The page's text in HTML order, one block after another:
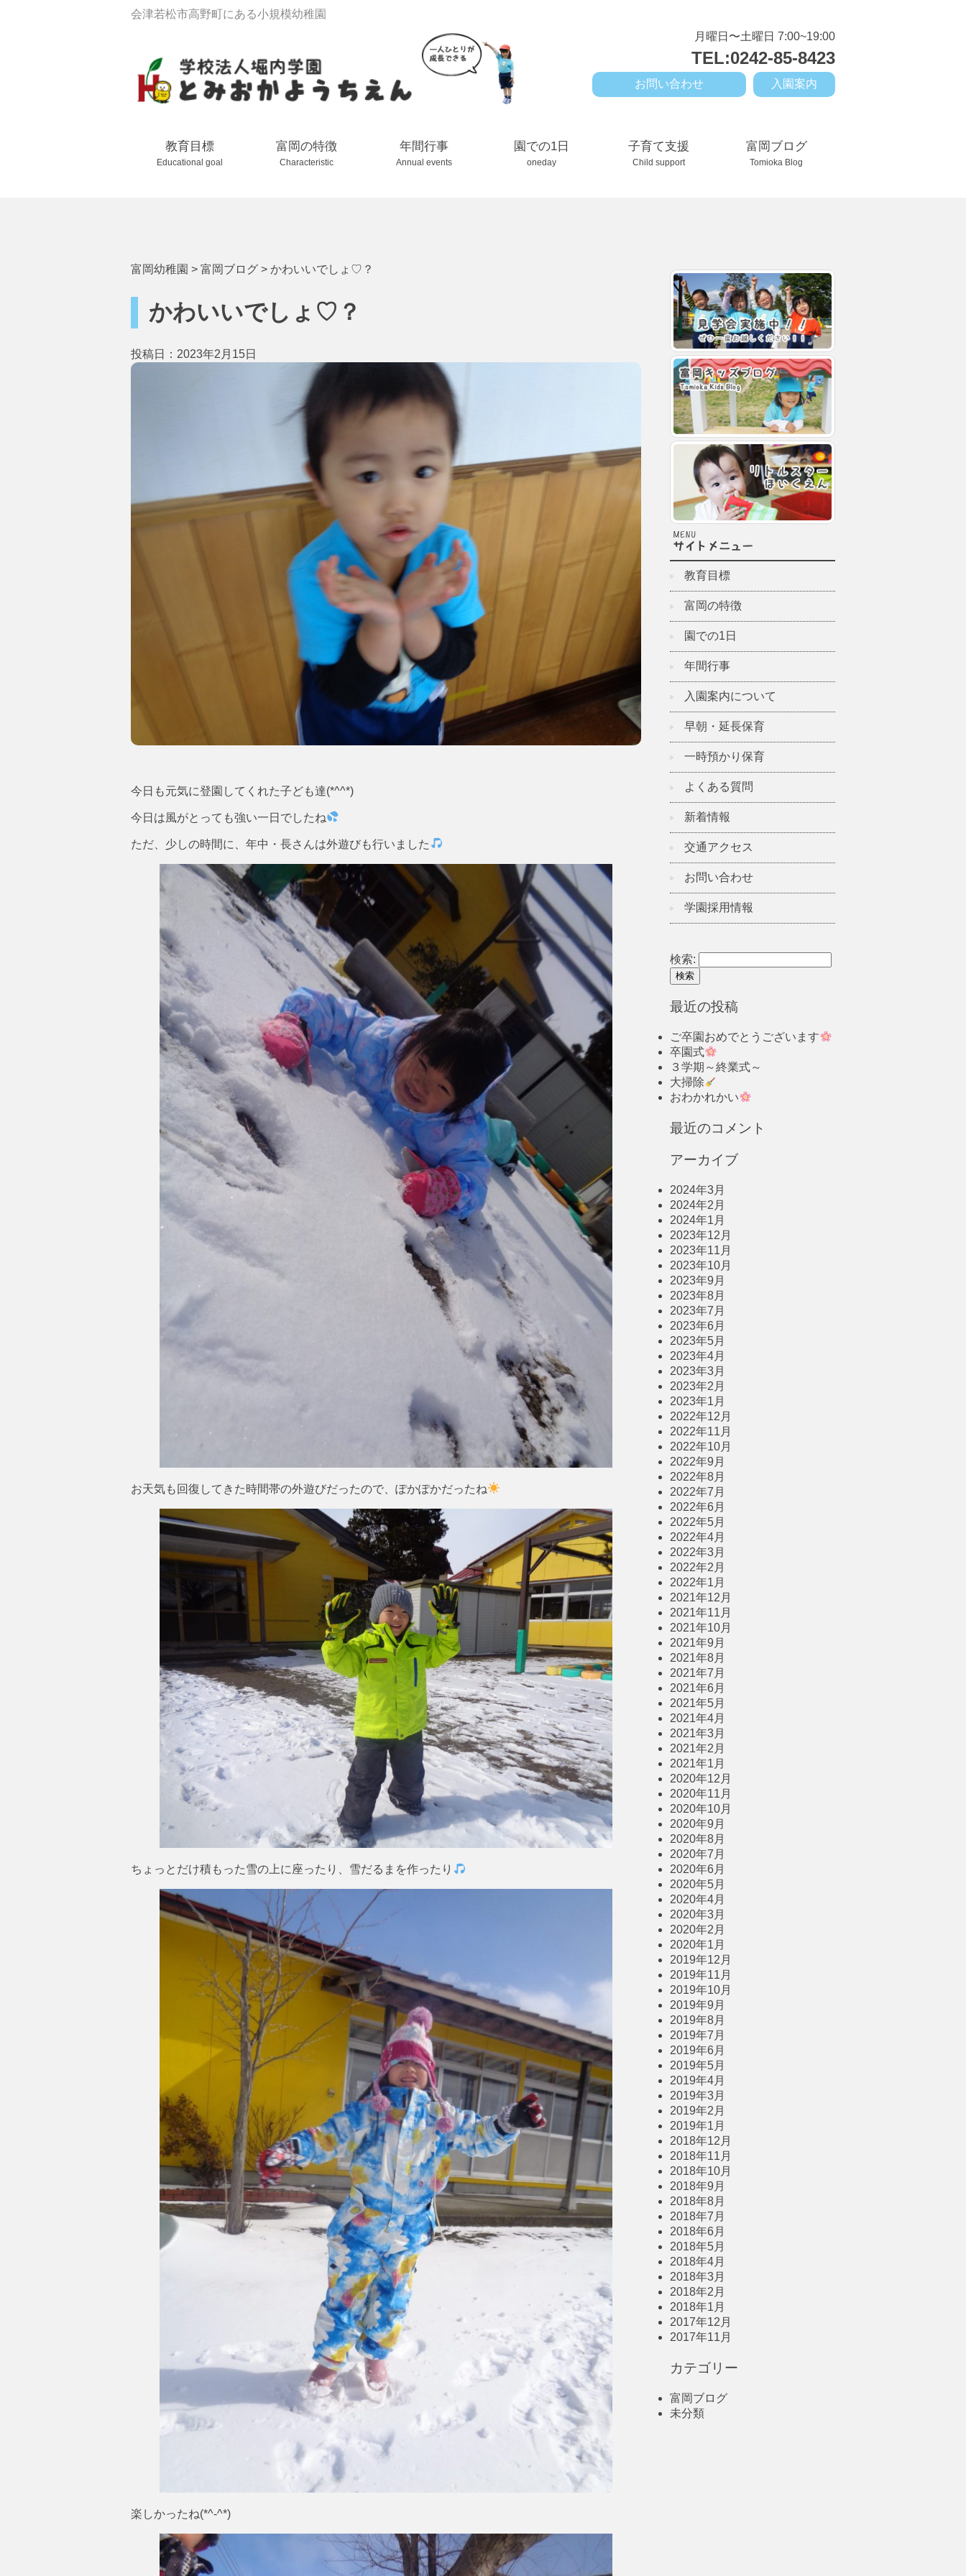
会津若松市高野町にある小規模幼稚園
月曜日〜土曜日 7:00~19:00
TEL:0242-85-8423
入園案内
お問い合わせ
教育目標
Educational goal
富岡の特徴
Characteristic
年間行事
Annual events
園での1日
oneday
子育て支援
Child support
富岡ブログ
Tomioka Blog
富岡幼稚園 > 富岡ブログ > かわいいでしょ♡？
かわいいでしょ♡？
投稿日：2023年2月15日
今日も元気に登園してくれた子ども達(*^^*)
今日は風がとっても強い一日でしたね
ただ、少しの時間に、年中・長さんは外遊びも行いました
お天気も回復してきた時間帯の外遊びだったので、ぽかぽかだったね
ちょっとだけ積もった雪の上に座ったり、雪だるまを作ったり
楽しかったね(*^-^*)
教育目標
富岡の特徴
園での1日
年間行事
入園案内について
早朝・延長保育
一時預かり保育
よくある質問
新着情報
交通アクセス
お問い合わせ
学園採用情報
検索:
最近の投稿
ご卒園おめでとうございます
卒園式
３学期～終業式～
大掃除
おわかれかい
最近のコメント
アーカイブ
2024年3月
2024年2月
2024年1月
2023年12月
2023年11月
2023年10月
2023年9月
2023年8月
2023年7月
2023年6月
2023年5月
2023年4月
2023年3月
2023年2月
2023年1月
2022年12月
2022年11月
2022年10月
2022年9月
2022年8月
2022年7月
2022年6月
2022年5月
2022年4月
2022年3月
2022年2月
2022年1月
2021年12月
2021年11月
2021年10月
2021年9月
2021年8月
2021年7月
2021年6月
2021年5月
2021年4月
2021年3月
2021年2月
2021年1月
2020年12月
2020年11月
2020年10月
2020年9月
2020年8月
2020年7月
2020年6月
2020年5月
2020年4月
2020年3月
2020年2月
2020年1月
2019年12月
2019年11月
2019年10月
2019年9月
2019年8月
2019年7月
2019年6月
2019年5月
2019年4月
2019年3月
2019年2月
2019年1月
2018年12月
2018年11月
2018年10月
2018年9月
2018年8月
2018年7月
2018年6月
2018年5月
2018年4月
2018年3月
2018年2月
2018年1月
2017年12月
2017年11月
カテゴリー
富岡ブログ
未分類